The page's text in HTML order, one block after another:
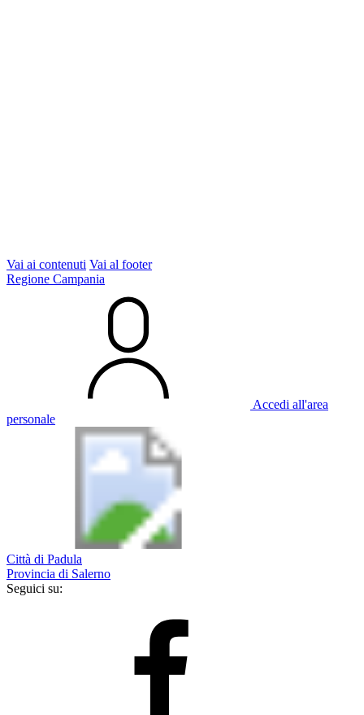
Vai ai contenuti Vai al footer
Regione Campania
Accedi all'area
personale
Città di Padula
Provincia di Salerno
Seguici su: